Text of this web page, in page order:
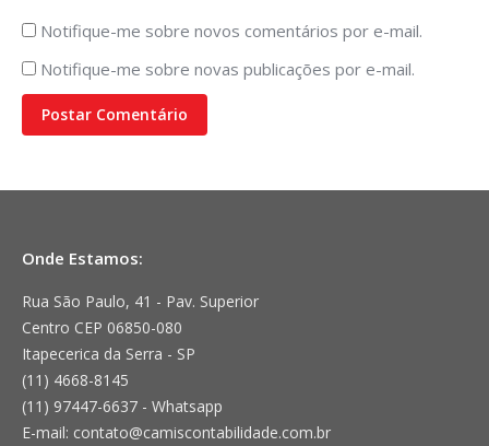
Notifique-me sobre novos comentários por e-mail.
Notifique-me sobre novas publicações por e-mail.
Postar Comentário
Onde Estamos:
Rua São Paulo, 41 - Pav. Superior
Centro CEP 06850-080
Itapecerica da Serra - SP
(11) 4668-8145
(11) 97447-6637 - Whatsapp
E-mail: contato@camiscontabilidade.com.br